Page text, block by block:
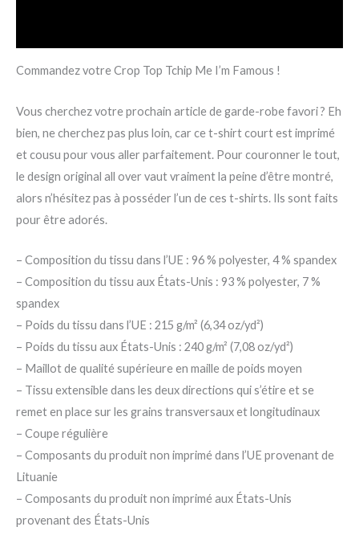
Commandez votre Crop Top Tchip Me I’m Famous !
Vous cherchez votre prochain article de garde-robe favori ? Eh
bien, ne cherchez pas plus loin, car ce t-shirt court est imprimé
et cousu pour vous aller parfaitement. Pour couronner le tout,
le design original all over vaut vraiment la peine d’être montré,
alors n’hésitez pas à posséder l’un de ces t-shirts. Ils sont faits
pour être adorés.
– Composition du tissu dans l’UE : 96 % polyester, 4 % spandex
– Composition du tissu aux États-Unis : 93 % polyester, 7 %
spandex
– Poids du tissu dans l’UE : 215 g/m² (6,34 oz/yd²)
– Poids du tissu aux États-Unis : 240 g/m² (7,08 oz/yd²)
– Maillot de qualité supérieure en maille de poids moyen
– Tissu extensible dans les deux directions qui s’étire et se
remet en place sur les grains transversaux et longitudinaux
– Coupe régulière
– Composants du produit non imprimé dans l’UE provenant de
Lituanie
– Composants du produit non imprimé aux États-Unis
provenant des États-Unis